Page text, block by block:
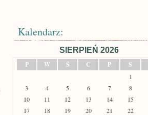
Kalendarz:
SIERPIEŃ 2026
P
W Ś C P S
1
3
4 5 6 7 8
10
11 12 13 14 15
17
18 19 20 21 22